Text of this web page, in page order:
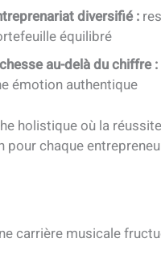
diversifié :
équilibré
au-delà du chiffre :
émotion authentique
holistique où la
pour chaque
carrière musicale